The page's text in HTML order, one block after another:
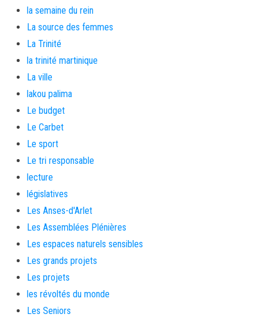
la semaine du rein
La source des femmes
La Trinité
la trinité martinique
La ville
lakou palima
Le budget
Le Carbet
Le sport
Le tri responsable
lecture
législatives
Les Anses-d'Arlet
Les Assemblées Plénières
Les espaces naturels sensibles
Les grands projets
Les projets
les révoltés du monde
Les Seniors